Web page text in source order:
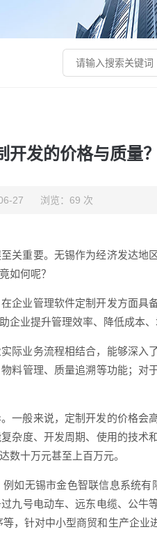
发的价格与质量？
27 浏览：69 次
关重要。无锡作为经济发达地
如何呢？
企业管理软件定制开发方面具
业提升管理效率、降低成本、
际业务流程相结合，能够深入
料管理、质量追溯等功能；对
一般来说，定制开发的价格会
杂度、开发周期、使用的技术
数十万元甚至上百万元。
如无锡市金色智联信息系统有
九号电动车、远东电缆、公牛
，针对中小型商贸和生产企业